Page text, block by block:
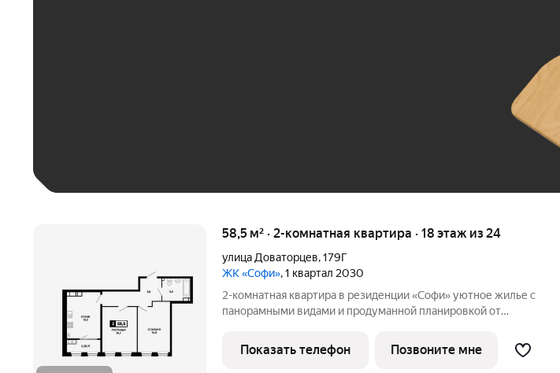
58,5 м² · 2-комнатная квартира · 18 этаж из 24
улица Доваторцев,179Г
ЖК «Софи», 1 квартал 2030
2-комнатная квартира в резиденции «Софи» уютное жилье с
панорамными видами и продуманной планировкой от
для жизни и инвестиций: квартира полностью готова к заселению,
а при желании вы можете
Показать телефон Позвоните мне